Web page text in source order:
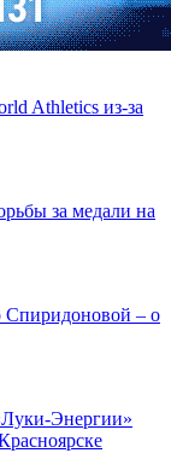
Athletics из-за
за медали на
Спиридоновой – о
Энергии»